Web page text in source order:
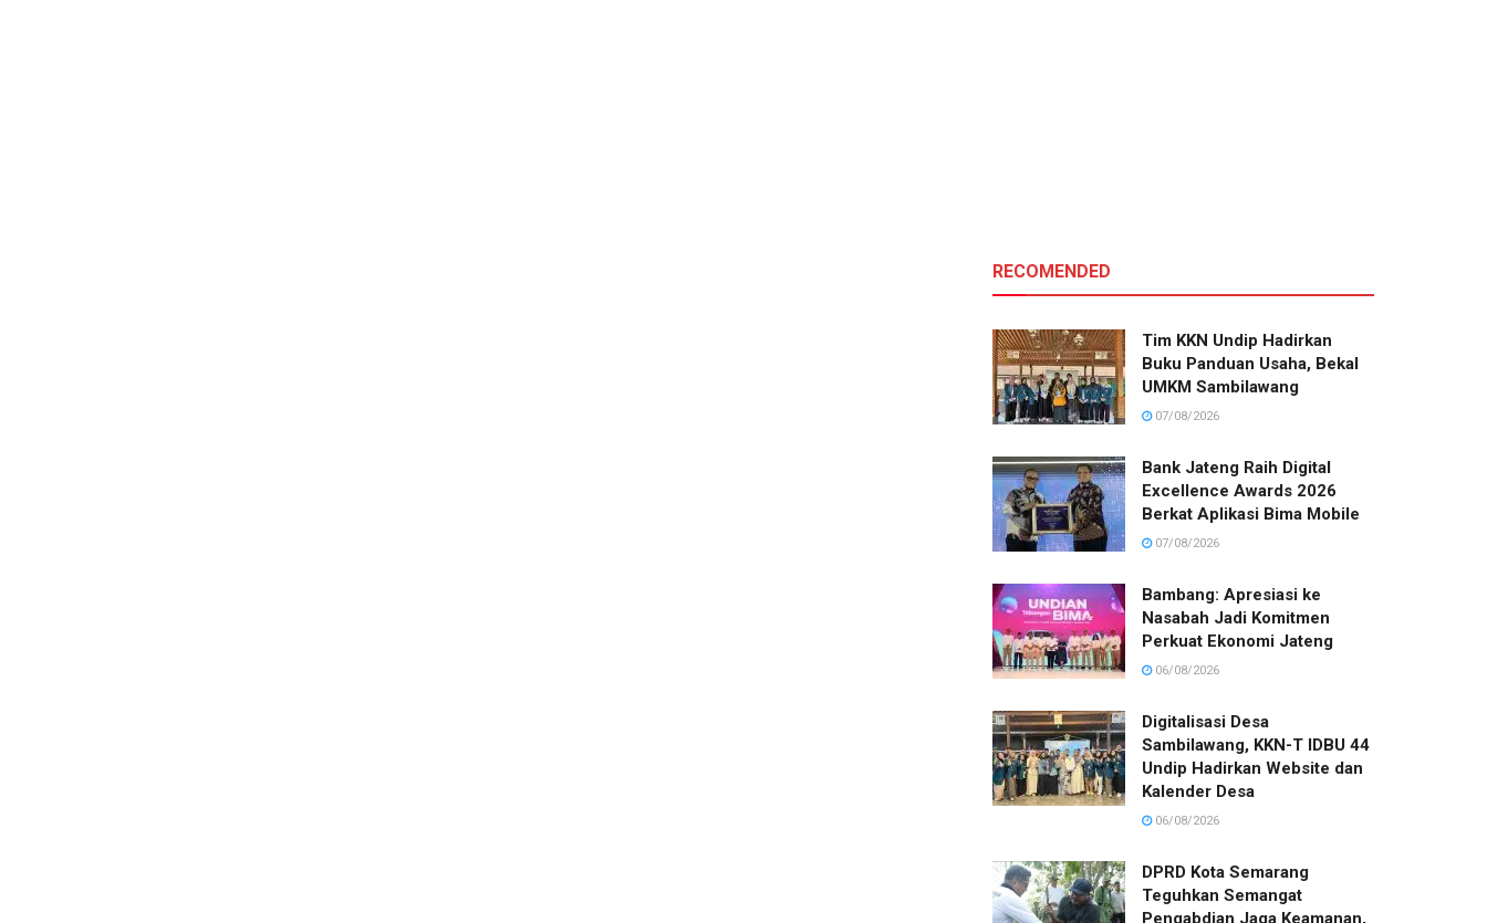
RECOMENDED
Tim KKN Undip Hadirkan
Buku Panduan Usaha, Bekal
UMKM Sambilawang
07/08/2026
Bank Jateng Raih Digital
Excellence Awards 2026
Berkat Aplikasi Bima Mobile
07/08/2026
Bambang: Apresiasi ke
Nasabah Jadi Komitmen
Perkuat Ekonomi Jateng
06/08/2026
Digitalisasi Desa
Sambilawang, KKN-T IDBU 44
Undip Hadirkan Website dan
Kalender Desa
06/08/2026
DPRD Kota Semarang
Teguhkan Semangat